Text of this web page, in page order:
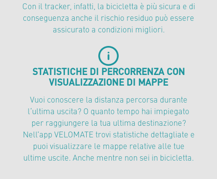
Con il tracker, infatti, la bicicletta è più sicura e di
conseguenza anche il rischio residuo può essere
assicurato a condizioni migliori.
STATISTICHE DI PERCORRENZA CON
VISUALIZZAZIONE DI MAPPE
Vuoi conoscere la distanza percorsa durante
l‘ultima uscita? O quanto tempo hai impiegato
per raggiungere la tua ultima destinazione?
Nell’app VELOMATE trovi statistiche dettagliate e
puoi visualizzare le mappe relative alle tue
ultime uscite. Anche mentre non sei in bicicletta.